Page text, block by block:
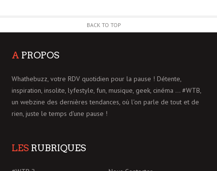
BACK TO TOP
A PROPOS
Whathebuzz, votre RDV quotidien pour la pause ! Détente,
inspiration, insolite, lyfestyle, fun, musique, geek, cinéma ... #WTB,
un webzine des dernières tendances, où l'on parle de tout et de
rien, juste le temps d'une pause !
LES RUBRIQUES